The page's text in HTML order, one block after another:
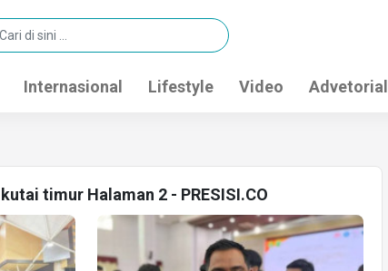
Internasional Lifestyle Video Advetorial
timur Halaman 2 - PRESISI.CO